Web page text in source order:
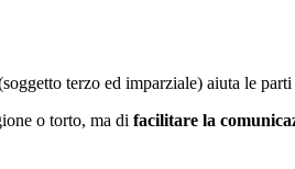
terzo ed imparziale) aiuta le
o torto, ma di facilitare la